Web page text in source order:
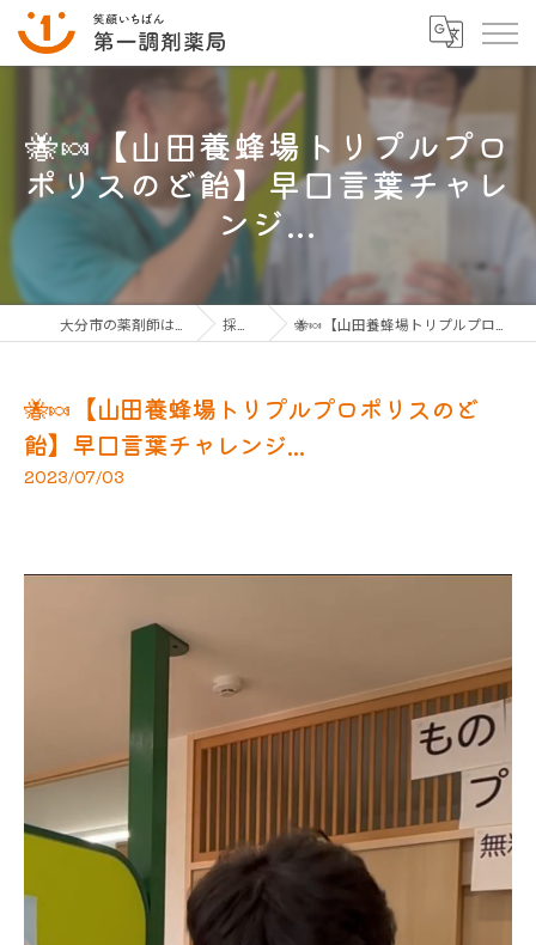
🐝🍬【山田養蜂場トリプルプロ
ポリスのど飴】早口言葉チャレ
ンジ...
採用ブログ 🐝🍬【山田養蜂場トリプルプロポリスのど飴】早口言葉チャレンジ...
🐝🍬【山田養蜂場トリプルプロポリスのど
飴】早口言葉チャレンジ...
2023/07/03